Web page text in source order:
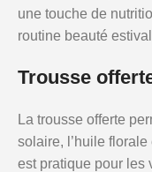
une touche de
routine beauté
Trousse
La trousse offerte
solaire, l’huile
est pratique pour les